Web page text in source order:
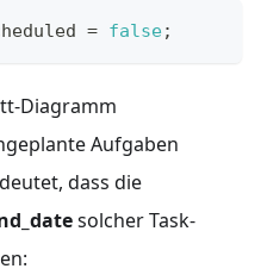
= false;
Diagramm
Aufgaben
dass die
solcher Task-